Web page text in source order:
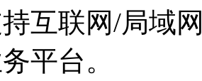
互联网/局域
平台。